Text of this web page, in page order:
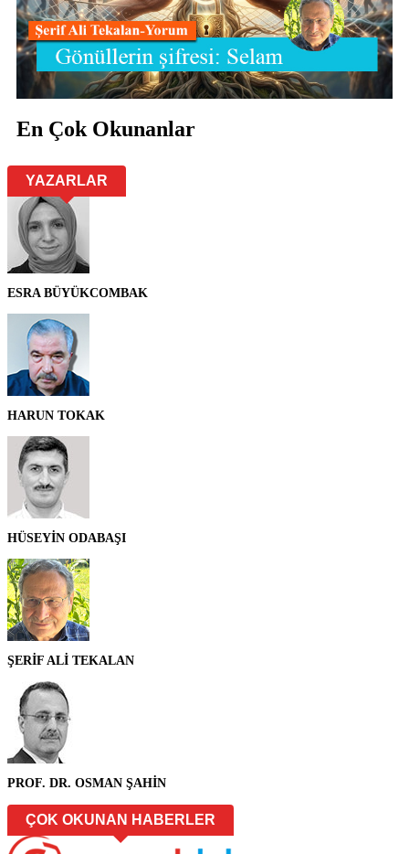
En Çok Okunanlar
YAZARLAR
ESRA BÜYÜKCOMBAK
HARUN TOKAK
HÜSEYİN ODABAŞI
ŞERİF ALİ TEKALAN
PROF. DR. OSMAN ŞAHİN
ÇOK OKUNAN HABERLER